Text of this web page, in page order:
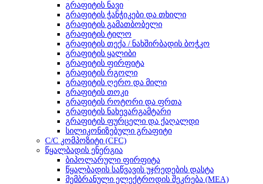
გრაფიტის ნავი
გრაფიტის ჭანჭიკები და თხილი
გრაფიტის გამათბობელი
გრაფიტის ტილო
გრაფიტის თექა / ნახშირბადის ბოჭკო
გრაფიტის ყალიბი
გრაფიტის ფირფიტა
გრაფიტის რგოლი
გრაფიტის ღერო და მილი
გრაფიტის თოკი
გრაფიტის როტორი და ფრთა
გრაფიტის ნახევარგამტარი
გრაფიტის ფურცელი და ქაღალდი
სილიკონიზებული გრაფიტი
C/C კომპოზიტი (CFC)
წყალბადის ენერგია
ბიპოლარული ფირფიტა
წყალბადის საწვავის უჯრედების დასტა
მემბრანული ელექტროდის შეკრება (MEA)